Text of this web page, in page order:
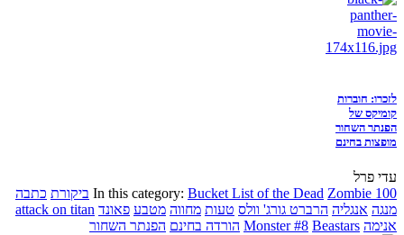
לזכרו: חוברות
קומיקס של
הפנתר השחור
מופצות בחינם
עדי פרל
In this category: Bucket List of the Dead Zombie 100 ביקורת כתבה
מנגה אנגליה הרברט גורג' וולס טעות מחווה מטבע פאונד attack on titan
אנימה
Monster #8 Beastars הורדה בחינם הפנתר השחור